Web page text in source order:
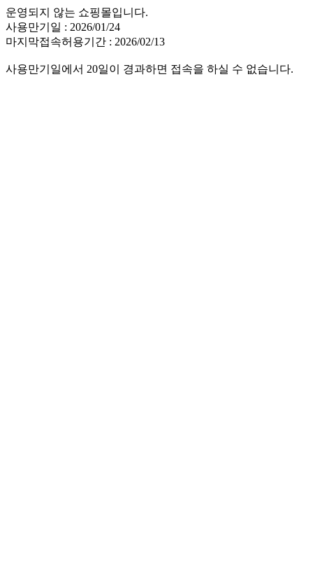
운영되지 않는 쇼핑몰입니다.
사용만기일 : 2026/01/24
마지막접속허용기간 : 2026/02/13
사용만기일에서 20일이 경과하면 접속을 하실 수 없습니다.